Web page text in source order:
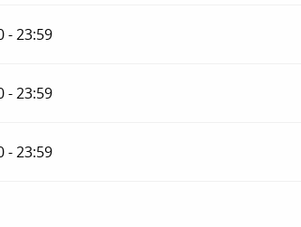
- 23:59
- 23:59
- 23:59